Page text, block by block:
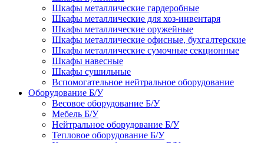
Шкафы металлические гардеробные
Шкафы металлические для хоз-инвентаря
Шкафы металлические оружейные
Шкафы металлические офисные, бухгалтерские
Шкафы металлические сумочные секционные
Шкафы навесные
Шкафы сушильные
Вспомогательное нейтральное оборудование
Оборудование Б/У
Весовое оборудование Б/У
Мебель Б/У
Нейтральное оборудование Б/У
Тепловое оборудование Б/У